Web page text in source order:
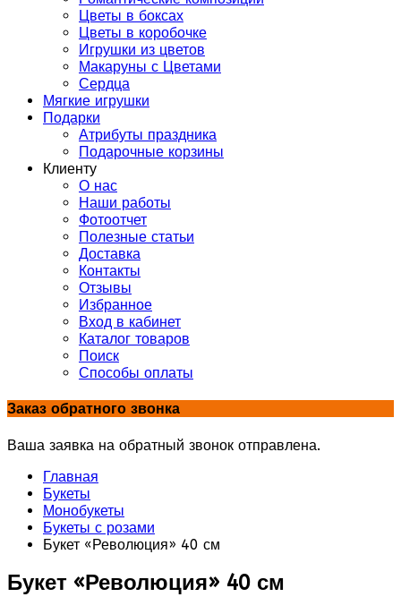
Цветы в боксах
Цветы в коробочке
Игрушки из цветов
Макаруны с Цветами
Сердца
Мягкие игрушки
Подарки
Атрибуты праздника
Подарочные корзины
Клиенту
О нас
Наши работы
Фотоотчет
Полезные статьи
Доставка
Контакты
Отзывы
Избранное
Вход в кабинет
Каталог товаров
Поиск
Способы оплаты
Заказ обратного звонка
Ваша заявка на обратный звонок отправлена.
Главная
Букеты
Монобукеты
Букеты с розами
Букет «Революция» 40 см
Букет «Революция» 40 см